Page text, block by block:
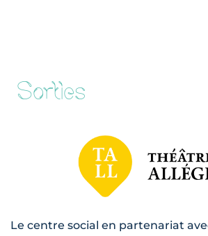
Sorties
Le centre social en partenariat